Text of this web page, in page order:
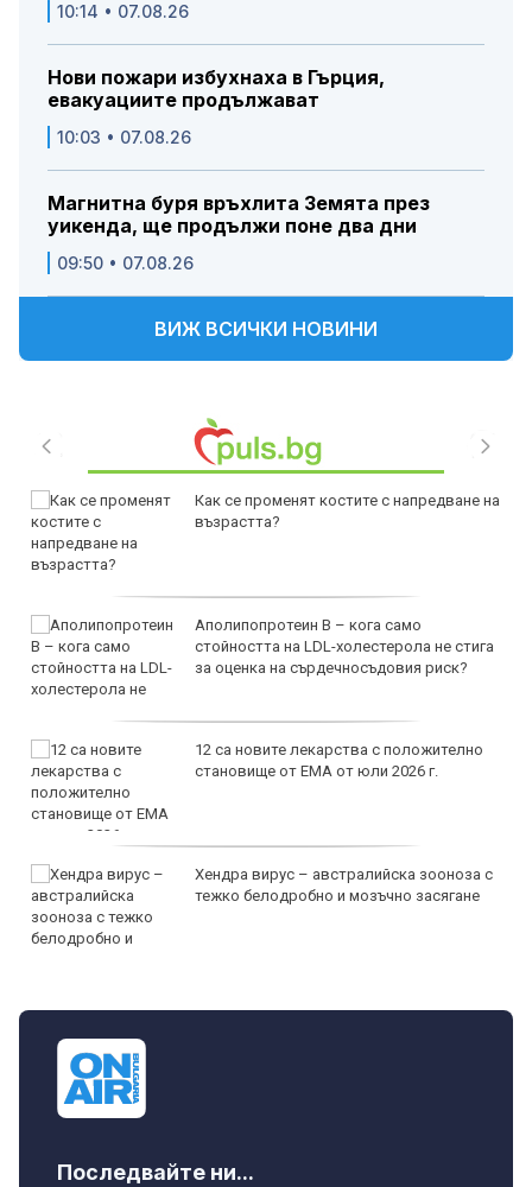
10:14 • 07.08.26
Нови пожари избухнаха в Гърция,
евакуациите продължават
10:03 • 07.08.26
Магнитна буря връхлита Земята през
уикенда, ще продължи поне два дни
09:50 • 07.08.26
ВИЖ ВСИЧКИ НОВИНИ
Как се променят костите с напредване на
възрастта?
Аполипопротеин B – кога само
стойността на LDL-холестерола не стига
за оценка на сърдечносъдовия риск?
12 са новите лекарства с положително
становище от ЕМА от юли 2026 г.
Хендра вирус – австралийска зооноза с
тежко белодробно и мозъчно засягане
Последвайте ни...